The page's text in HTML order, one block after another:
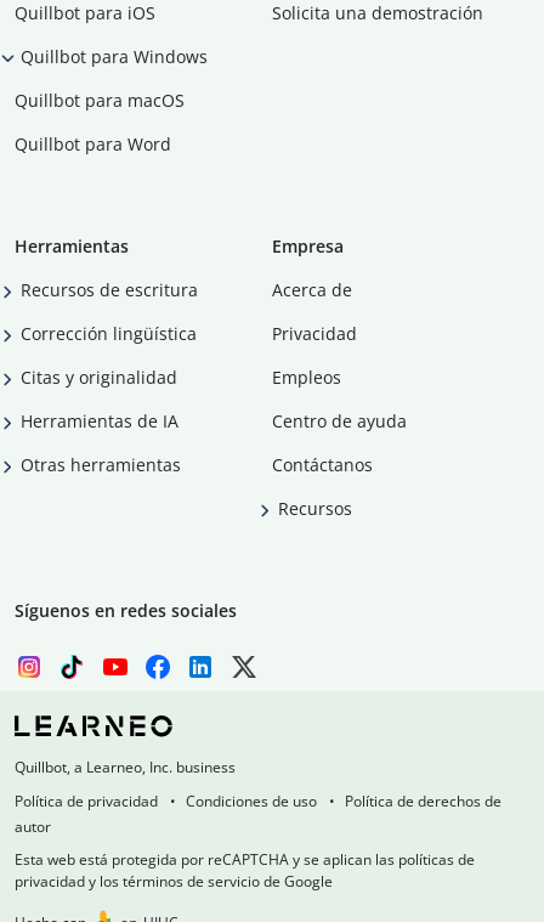
Quillbot para iOS
Quillbot para Windows
Quillbot para macOS
Quillbot para Word
Solicita una demostración
Herramientas
Recursos de escritura
Corrección lingüística
Citas y originalidad
Herramientas de IA
Otras herramientas
Empresa
Acerca de
Privacidad
Empleos
Centro de ayuda
Contáctanos
Recursos
Síguenos en redes sociales
Quillbot, a Learneo, Inc. business
Política de privacidad
Condiciones de uso
Política de derechos de
autor
Esta web está protegida por reCAPTCHA y se aplican las políticas de
privacidad y los términos de servicio de Google